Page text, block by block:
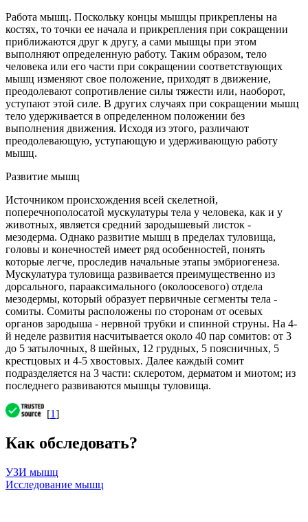
Работа мышц. Поскольку концы мышцы прикреплены на
костях, то точки ее начала и прикрепления при сокращении
приближаются друг к другу, а сами мышцы при этом
выполняют определенную работу. Таким образом, тело
человека или его части при сокращении соответствующих
мышц изменяют свое положение, приходят в движение,
преодолевают сопротивление силы тяжести или, наоборот,
уступают этой силе. В других случаях при сокращении мышц
тело удерживается в определенном положении без
выполнения движения. Исходя из этого, различают
преодолевающую, уступающую и удерживающую работу
мышц.
Развитие мышц
Источником происхождения всей скелетной,
поперечнополосатой мускулатуры тела у человека, как и у
животных, является средний зародышевый листок -
мезодерма. Однако развитие мышц в пределах туловища,
головы и конечностей имеет ряд особенностей, понять
которые легче, проследив начальные этапы эмбриогенеза.
Мускулатура туловища развивается преимущественно из
дорсального, парааксимального (околоосевого) отдела
мезодермы, который образует первичные сегменты тела -
сомиты. Сомиты расположены по сторонам от осевых
органов зародыша - нервной трубки и спинной струны. На 4-
й неделе развития насчитывается около 40 пар сомитов: от 3
до 5 затылочных, 8 шейных, 12 грудных, 5 поясничных, 5
крестцовых и 4-5 хвостовых. Далее каждый сомит
подразделяется на 3 части: склеротом, дерматом и миотом; из
последнего развиваются мышцы туловища.
[1]
Как обследовать?
УЗИ мышц
Исследование мышц